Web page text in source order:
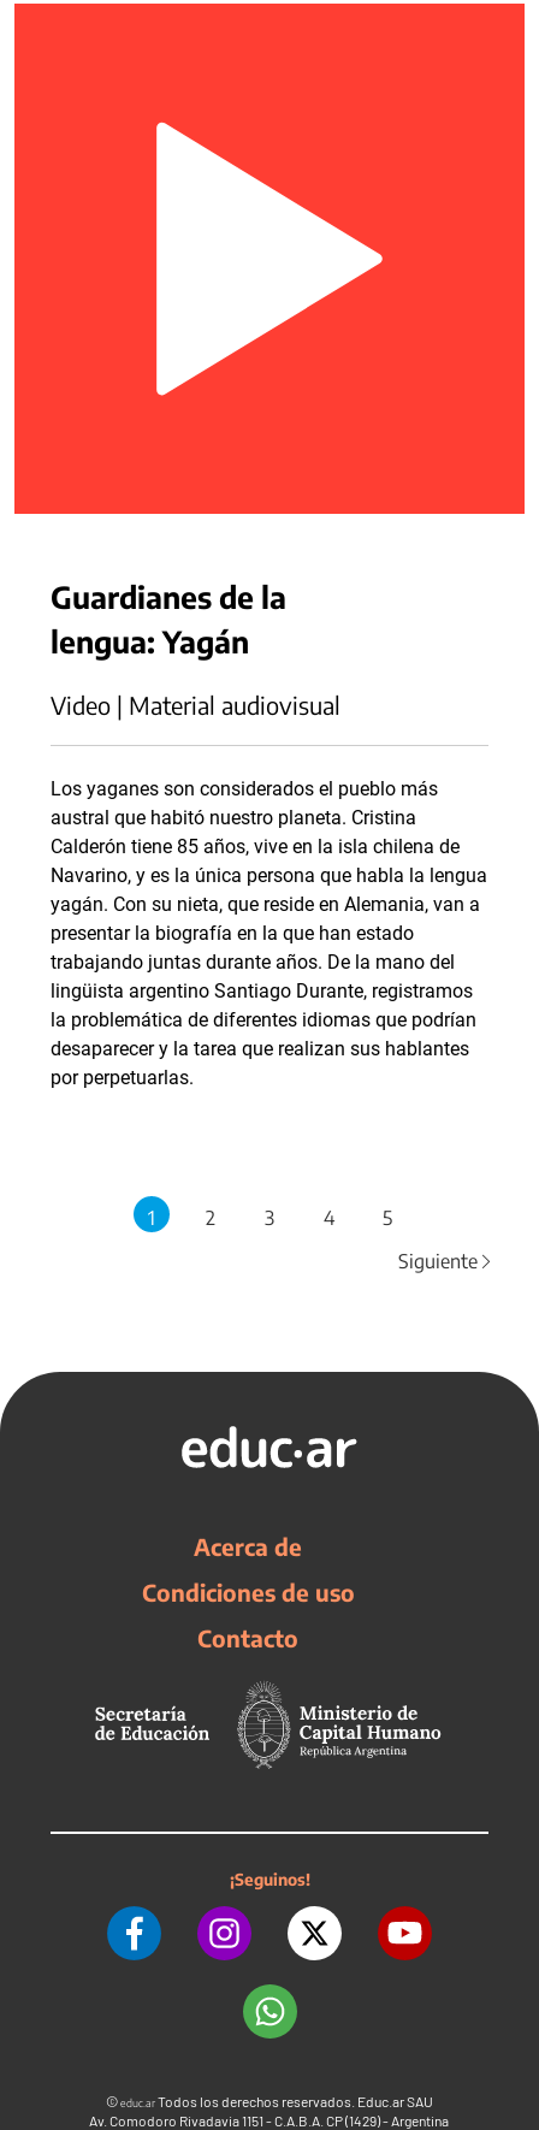
Guardianes de la
lengua: Yagán
Video | Material audiovisual
Los yaganes son considerados el pueblo más
austral que habitó nuestro planeta. Cristina
Calderón tiene 85 años, vive en la isla chilena de
Navarino, y es la única persona que habla la lengua
yagán. Con su nieta, que reside en Alemania, van a
presentar la biografía en la que han estado
trabajando juntas durante años. De la mano del
lingüista argentino Santiago Durante, registramos
la problemática de diferentes idiomas que podrían
desaparecer y la tarea que realizan sus hablantes
por perpetuarlas.
1 2 3 4
5
Siguiente
Acerca de
Condiciones de uso
Contacto
¡Seguinos!
©educ.arTodos los derechos reservados. Educ.ar SAU
Av. Comodoro Rivadavia 1151 - C.A.B.A. CP (1429) - Argentina